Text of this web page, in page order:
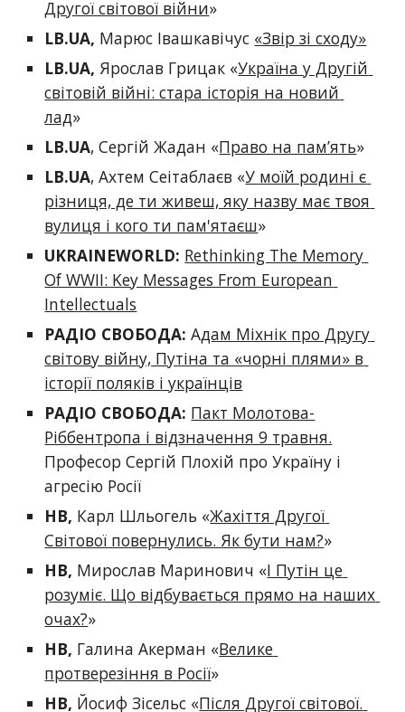
Другої світової війни»
LB.UA, Марюс Івашкавічус «Звір зі сходу»
LB.UA, Ярослав Грицак «Україна у Другій
світовій війні: стара історія на новий
лад»
LB.UA, Сергій Жадан «Право на пам’ять»
LB.UA, Ахтем Сеітаблаєв «У моїй родині є
різниця, де ти живеш, яку назву має твоя
вулиця і кого ти пам'ятаєш»
UKRAINEWORLD: Rethinking The Memory
Of WWII: Key Messages From European
Intellectuals
РАДІО СВОБОДА: Адам Міхнік про Другу
світову війну, Путіна та «чорні плями» в
історії поляків і українців
РАДІО СВОБОДА: Пакт Молотова-
Ріббентропа і відзначення 9 травня.
Професор Сергій Плохій про Україну і
агресію Росії
НВ, Карл Шльогель «Жахіття Другої
Світової повернулись. Як бути нам?»
НВ, Мирослав Маринович «І Путін це
розуміє. Що відбувається прямо на наших
очах?»
НВ, Галина Акерман «Велике
протверезіння в Росії»
НВ, Йосиф Зісельс «Після Другої світової.